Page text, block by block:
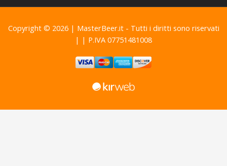
Copyright © 2026 | MasterBeer.it - Tutti i diritti sono riservati
| | P.IVA 07751481008